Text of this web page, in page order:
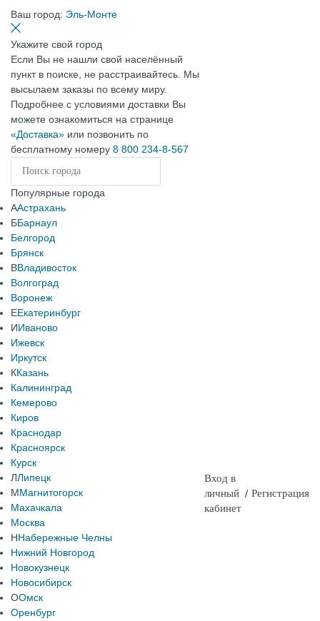
Ваш город: Эль-Монте
Укажите свой город
Если Вы не нашли свой населённый
пункт в поиске, не расстраивайтесь. Мы
высылаем заказы по всему миру.
Подробнее с условиями доставки Вы
можете ознакомиться на странице
«Доставка» или позвонить по
бесплатному номеру 8 800 234-8-567
Популярные города
ААстрахань
ББарнаул
Белгород
Брянск
ВВладивосток
Волгоград
Воронеж
ЕЕкатеринбург
ИИваново
Ижевск
Иркутск
ККазань
Калининград
Кемерово
Киров
Краснодар
Красноярск
Курск
ЛЛипецк
ММагнитогорск
Махачкала
Москва
ННабережные Челны
Нижний Новгород
Новокузнецк
Новосибирск
ООмск
Оренбург
Вход в
личный
кабинет
/ Регистрация